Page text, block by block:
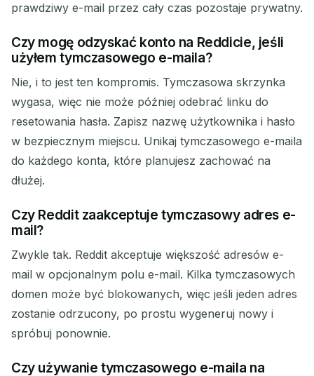
prawdziwy e-mail przez cały czas pozostaje prywatny.
Czy mogę odzyskać konto na Reddicie, jeśli
użyłem tymczasowego e-maila?
Nie, i to jest ten kompromis. Tymczasowa skrzynka
wygasa, więc nie może później odebrać linku do
resetowania hasła. Zapisz nazwę użytkownika i hasło
w bezpiecznym miejscu. Unikaj tymczasowego e-maila
do każdego konta, które planujesz zachować na
dłużej.
Czy Reddit zaakceptuje tymczasowy adres e-
mail?
Zwykle tak. Reddit akceptuje większość adresów e-
mail w opcjonalnym polu e-mail. Kilka tymczasowych
domen może być blokowanych, więc jeśli jeden adres
zostanie odrzucony, po prostu wygeneruj nowy i
spróbuj ponownie.
Czy używanie tymczasowego e-maila na